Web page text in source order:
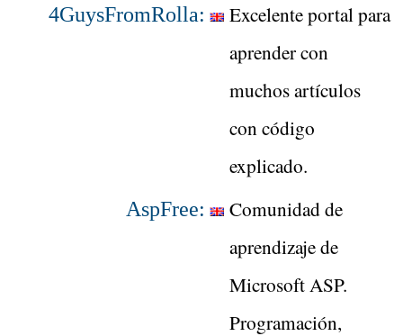
4GuysFromRolla:
Excelente portal para
aprender con
muchos artículos
con código
explicado.
AspFree:
Comunidad de
aprendizaje de
Microsoft ASP.
Programación,